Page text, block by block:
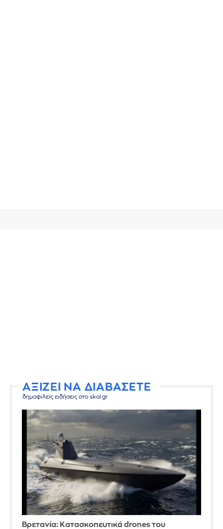
ΑΞΙΖΕΙ ΝΑ ΔΙΑΒΑΣΕΤΕ
δημοφιλείς ειδήσεις στο skai.gr
Βρετανία: Κατασκοπευτικά drones του